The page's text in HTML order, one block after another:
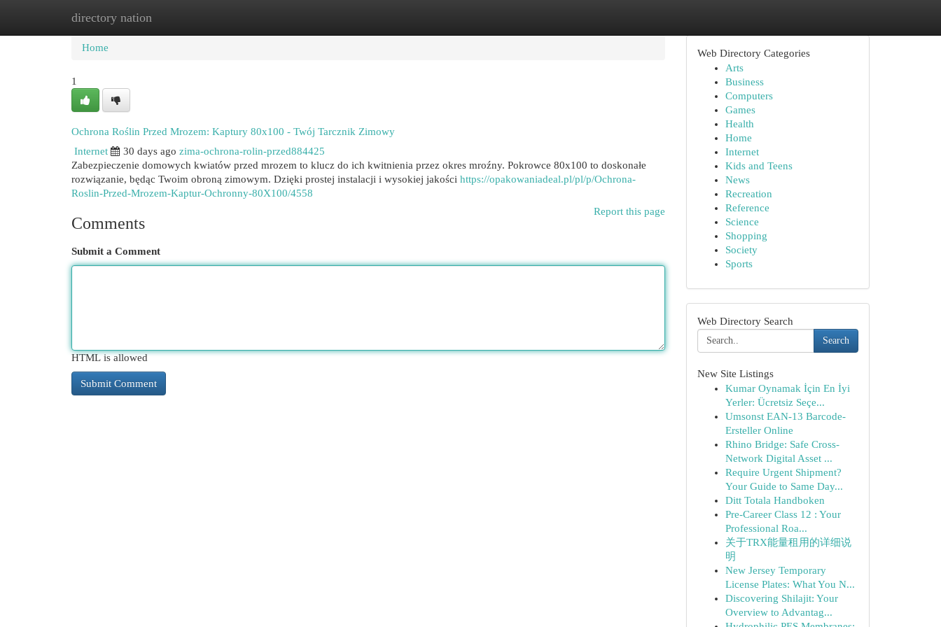
directory nation
Home New Site Listings
Home
1
Ochrona Roślin Przed Mrozem: Kaptury 80x100 - Twój Tarcznik Zimowy
Internet
30 days ago zima-ochrona-rolin-przed884425
Zabezpieczenie domowych kwiatów przed mrozem to klucz do ich kwitnienia przez okres mroźny. Pokrowce 80x100 to doskonałe
rozwiązanie, będąc Twoim obroną zimowym. Dzięki prostej instalacji i wysokiej jakości https://opakowaniadeal.pl/pl/p/Ochrona-
Roslin-Przed-Mrozem-Kaptur-Ochronny-80X100/4558
Report this page
Comments
Submit a Comment
HTML is allowed
Web Directory Categories
Arts
Business
Computers
Games
Health
Home
Internet
Kids and Teens
News
Recreation
Reference
Science
Shopping
Society
Sports
Web Directory Search
Search
New Site Listings
Kumar Oynamak İçin En İyi
Yerler: Ücretsiz Seçe...
Umsonst EAN-13 Barcode-
Ersteller Online
Rhino Bridge: Safe Cross-
Network Digital Asset ...
Require Urgent Shipment?
Your Guide to Same Day...
Ditt Totala Handboken
Pre-Career Class 12 : Your
Professional Roa...
关于TRX能量租用的详细说
明
New Jersey Temporary
License Plates: What You N...
Discovering Shilajit: Your
Overview to Advantag...